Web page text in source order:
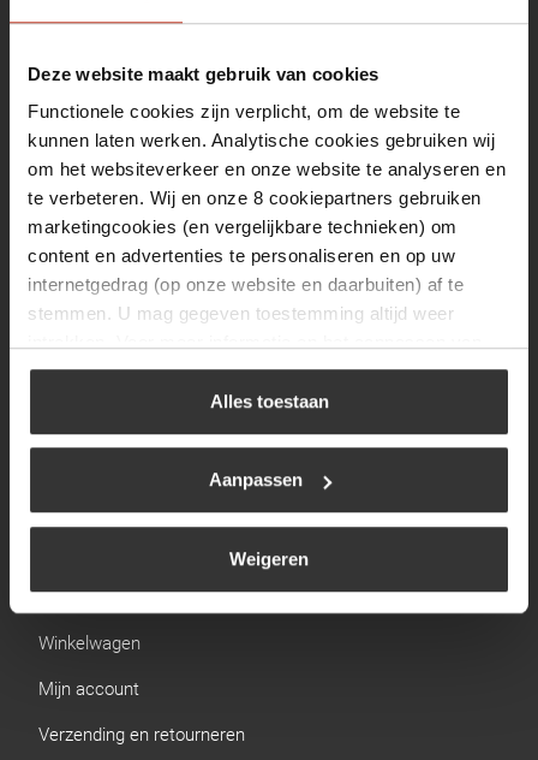
Deze website maakt gebruik van cookies
Functionele cookies zijn verplicht, om de website te
kunnen laten werken. Analytische cookies gebruiken wij
om het websiteverkeer en onze website te analyseren en
te verbeteren. Wij en onze 8 cookiepartners gebruiken
marketingcookies (en vergelijkbare technieken) om
content en advertenties te personaliseren en op uw
internetgedrag (op onze website en daarbuiten) af te
stemmen. U mag gegeven toestemming altijd weer
uw keuze op onze website verwijzen wij u naar ons
Alles toestaan
Aanpassen
Weigeren
Woensdag
Donderdag
08:00 tot 17:00
Vrijdag
08:00 tot 17:00
Zaterdag
09:30 tot 12:00
Zondag
Gesloten
Navigatie
BBQ
Brandstoffen
Verwarming
Links
Winkelwagen
Mijn account
Verzending en retourneren